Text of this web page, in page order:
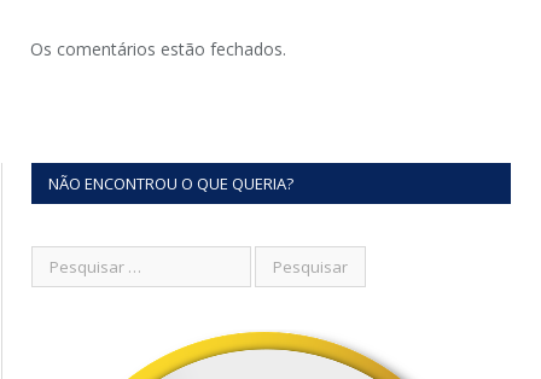
Os comentários estão fechados.
NÃO ENCONTROU O QUE QUERIA?